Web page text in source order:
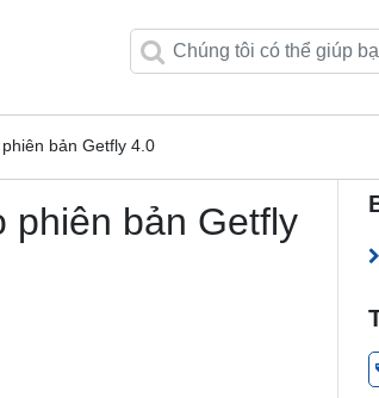
bản Getfly 4.0
phiên bản Getfly